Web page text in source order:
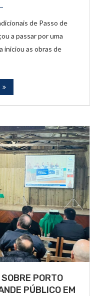
de Passo de
a passar por uma
iniciou as obras de
PORTO
PÚBLICO EM